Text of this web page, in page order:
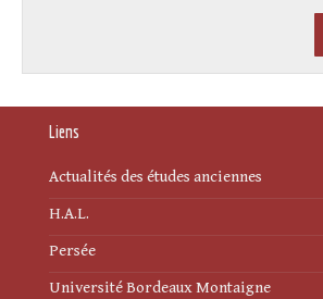
Liens
Actualités des études anciennes
H.A.L.
Persée
Université Bordeaux Montaigne